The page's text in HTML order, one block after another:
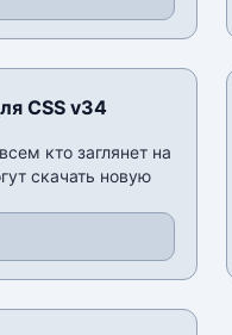
CSS v34
кто заглянет на
скачать новую